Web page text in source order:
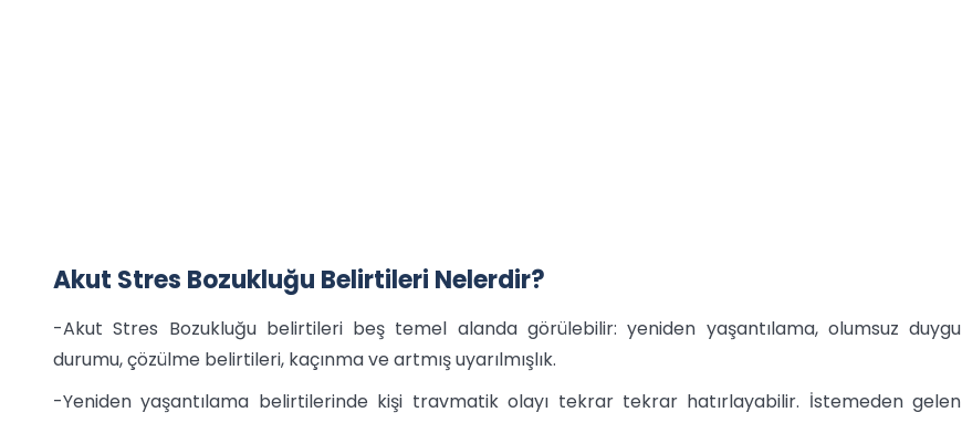
Akut Stres Bozukluğu Belirtileri Nelerdir?
-Akut Stres Bozukluğu belirtileri beş temel alanda görülebilir: yeniden yaşantılama, olumsuz duygu
durumu, çözülme belirtileri, kaçınma ve artmış uyarılmışlık.
-Yeniden yaşantılama belirtilerinde kişi travmatik olayı tekrar tekrar hatırlayabilir. İstemeden gelen